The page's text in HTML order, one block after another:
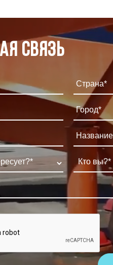
связь